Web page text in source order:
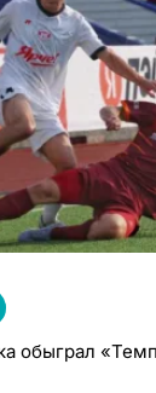
обыграл